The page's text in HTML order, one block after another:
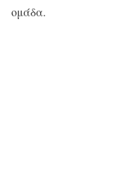
ομάδα.